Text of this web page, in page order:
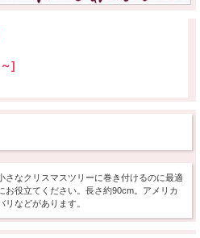
]
さなクリスマスツリーに巻き付けるのに最適
お役立てください。長さ約90cm。アメリカ
などがあります。